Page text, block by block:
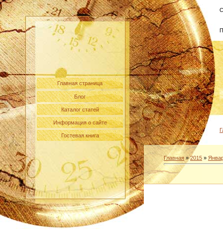
Главная страница
Блог
Каталог статей
Информация о сайте
Гостевая книга
Главная »2015 »